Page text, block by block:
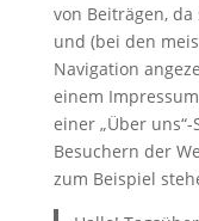
von Beiträgen,
und (bei den
Navigation
einem
einer „Über
Besuchern der
zum Beispiel